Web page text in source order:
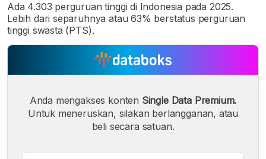
Ada 4.303 perguruan tinggi di Indonesia pada 2025.
Lebih dari separuhnya atau 63% berstatus perguruan
tinggi swasta (PTS).
Anda mengakses konten Single Data Premium.
Untuk meneruskan, silakan berlangganan, atau
beli secara satuan.